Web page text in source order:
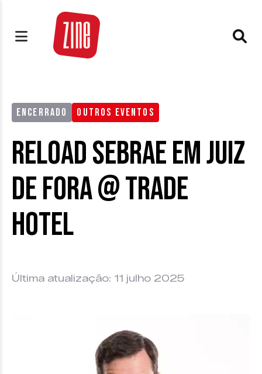
ENCERRADO OUTROS EVENTOS
Reload Sebrae em Juiz
de Fora @ Trade
Hotel
Última atualização: 11 julho 2025